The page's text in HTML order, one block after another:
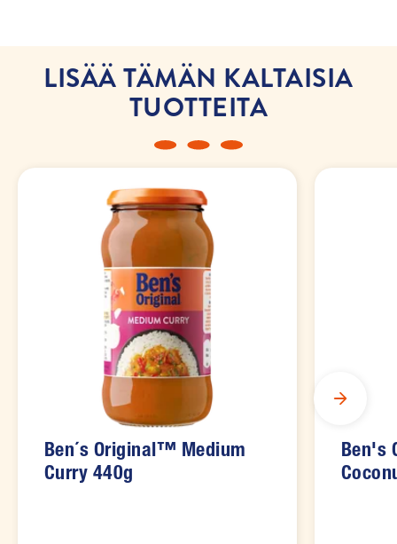
LISÄÄ TÄMÄN KALTAISIA
TUOTTEITA
Ben´s Original™ Medium
Curry 440g
Ben's